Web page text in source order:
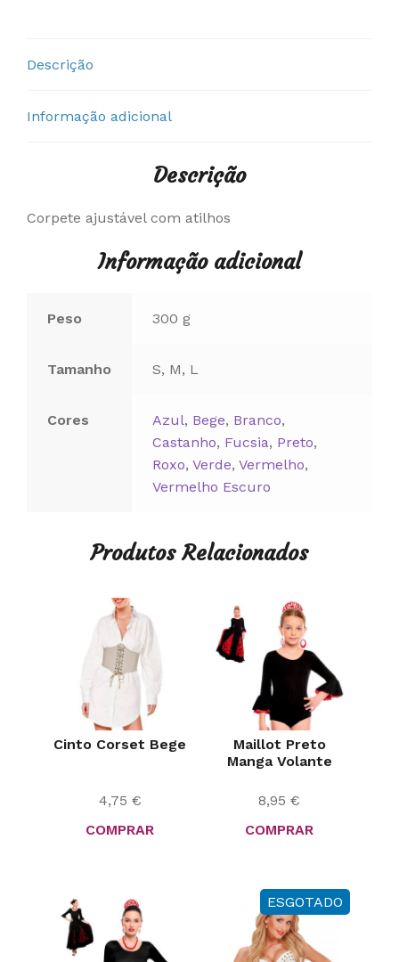
Descrição
Informação adicional
Descrição
Corpete ajustável com atilhos
Informação adicional
Peso 300 g
Tamanho S, M, L
Cores Azul, Bege, Branco,
Castanho, Fucsia, Preto,
Roxo, Verde, Vermelho,
Vermelho Escuro
Produtos Relacionados
Cinto Corset Bege
4,75 €
COMPRAR
Maillot Preto
Manga Volante
8,95 €
COMPRAR
ESGOTADO